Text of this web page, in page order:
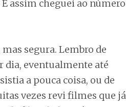
assim cheguei ao número
segura. Lembro de
dia, eventualmente até
a pouca coisa, ou de
vezes revi filmes que já